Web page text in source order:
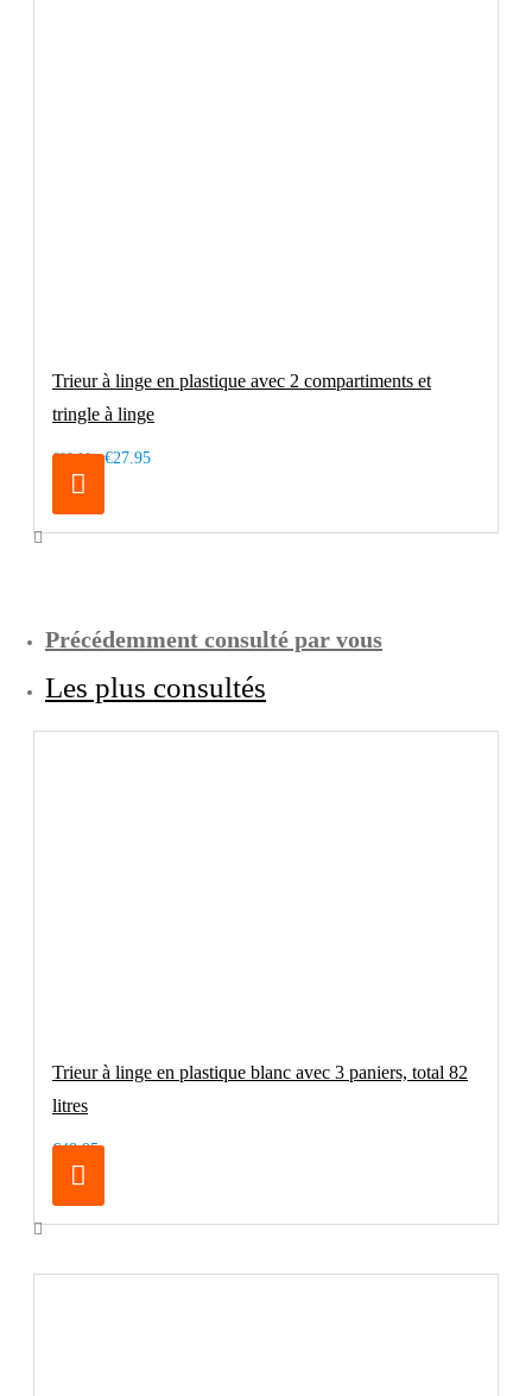
Trieur à linge en plastique avec 2 compartiments et
tringle à linge
€39.00 €27.95
Précédemment consulté par vous
Les plus consultés
Trieur à linge en plastique blanc avec 3 paniers, total 82
litres
€48.95